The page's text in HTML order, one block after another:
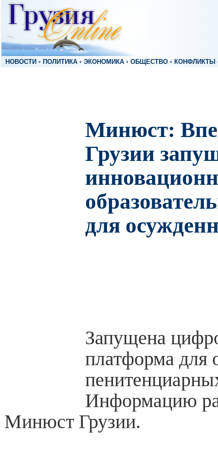
НОВОСТИ • ПОЛИТИКА • ЭКОНОМИКА • ОБЩЕСТВО • КОНФЛИКТЫ
Минюст:
Грузии
для
Запущена
платформа для
Информацию
Минюст Грузии.